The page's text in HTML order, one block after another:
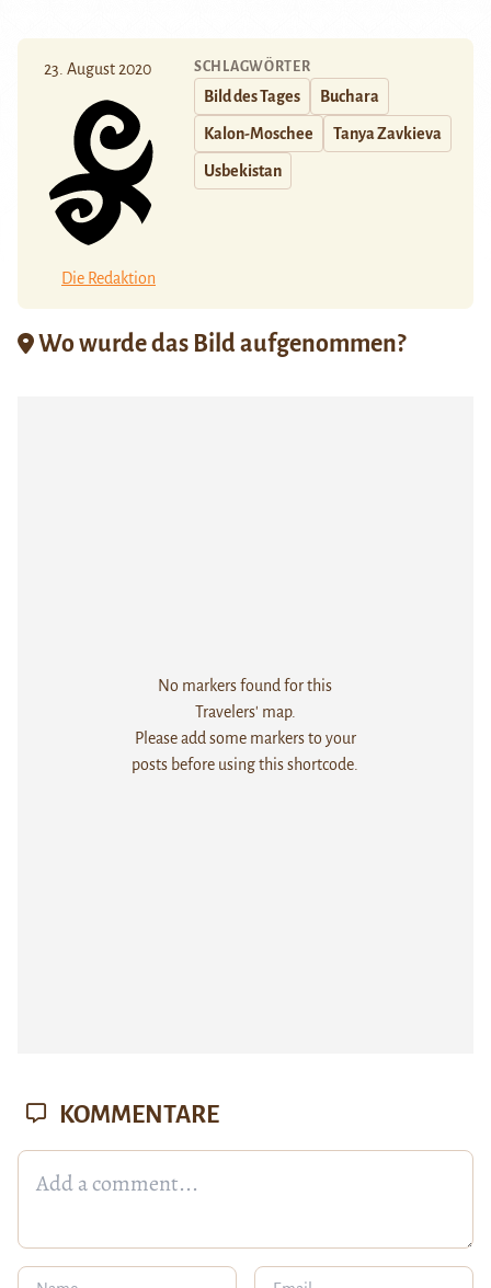
23. August 2020
Die Redaktion
SCHLAGWÖRTER
Bild des Tages Buchara
Kalon-Moschee Tanya Zavkieva
Usbekistan
Wo wurde das Bild aufgenommen?
No markers found for this
Travelers' map.
Please add some markers to your
posts before using this shortcode.
KOMMENTARE